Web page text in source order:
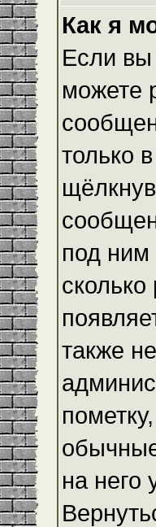
Как я
Если
можете
только
под ним
также
на него